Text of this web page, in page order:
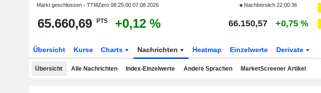
Markt geschlossen - TTMZero 08:25:00 07.08.2026 Nachbörslich 22:00:36
65.660,69 PTS +0,12 % 66.150,57 +0,75 %
Übersicht Kurse Charts Nachrichten Heatmap Einzelwerte Derivate
Übersicht Alle Nachrichten Index-Einzelwerte Andere Sprachen MarketScreener Artikel